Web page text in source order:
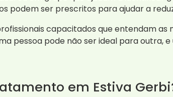
podem ser prescritos para ajudar a
capacitados que entendam
pessoa pode não ser ideal para
em Estiva